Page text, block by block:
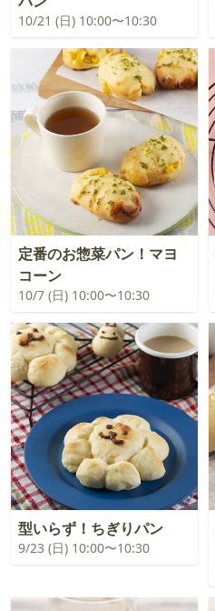
10/21 (日) 10:00〜10:30
定番のお惣菜パン！マヨ
コーン
10/7 (日) 10:00〜10:30
型いらず！ちぎりパン
9/23 (日) 10:00〜10:30